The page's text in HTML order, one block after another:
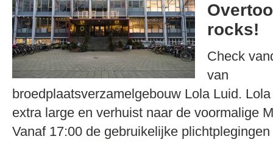
rocks!
Check
van
broedplaatsverzamelgebouw Lola Luid.
extra large en verhuist naar de voormalige
Vanaf 17:00 de gebruikelijke